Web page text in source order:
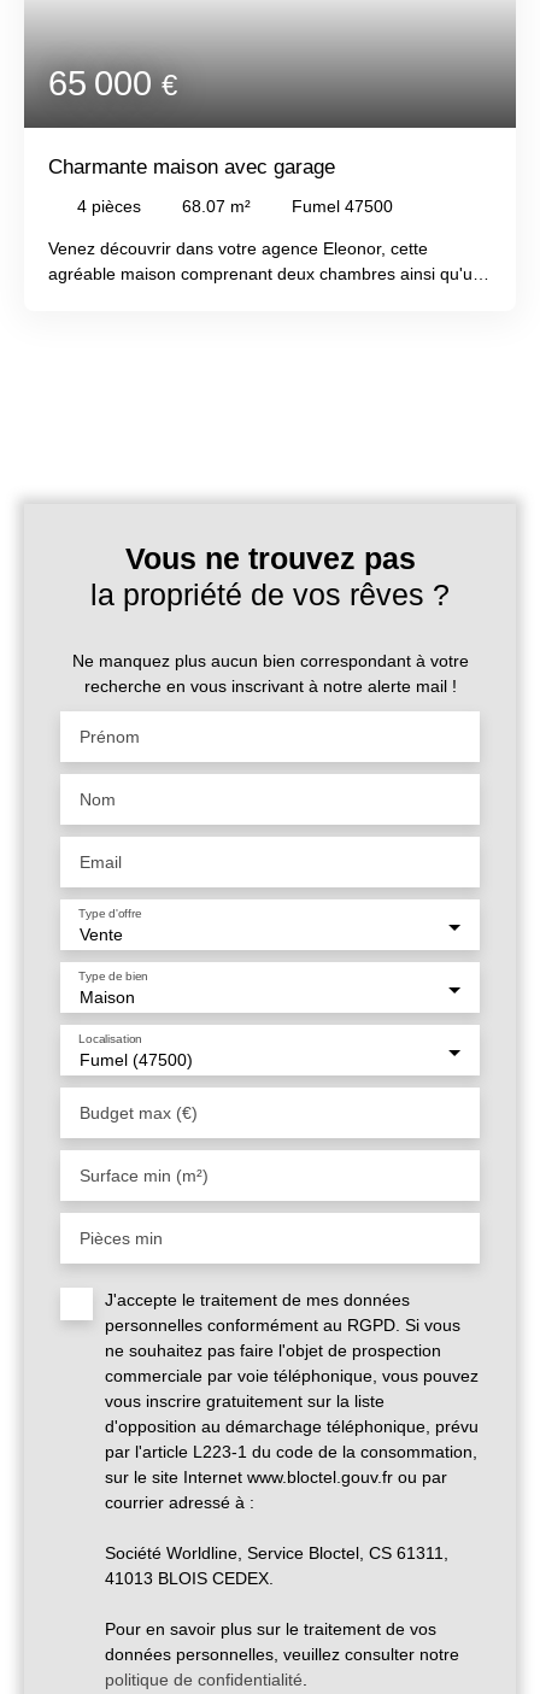
65 000€
Charmante maison avec garage
4 pièces 68.07 m² Fumel 47500
Venez découvrir dans votre agence Eleonor, cette
agréable maison comprenant deux chambres ainsi qu'un
Vous ne trouvez pas
la propriété de vos rêves ?
Ne manquez plus aucun bien correspondant à votre
recherche en vous inscrivant à notre alerte mail !
Prénom
Nom
Email
Vente
Type d'offre
Maison
Type de bien
Fumel (47500)
Localisation
Budget max (€)
Surface min (m²)
Pièces min
J'accepte le traitement de mes données
personnelles conformément au RGPD. Si vous
ne souhaitez pas faire l'objet de prospection
commerciale par voie téléphonique, vous pouvez
vous inscrire gratuitement sur la liste
d'opposition au démarchage téléphonique, prévu
par l'article L223-1 du code de la consommation,
sur le site Internet www.bloctel.gouv.fr ou par
courrier adressé à :
Société Worldline, Service Bloctel, CS 61311,
41013 BLOIS CEDEX.
Pour en savoir plus sur le traitement de vos
données personnelles, veuillez consulter notre
politique de confidentialité